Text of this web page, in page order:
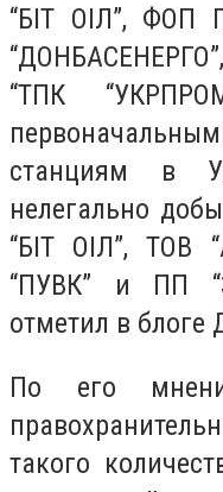
“БІТ ОIЛ”, ФОП
“ТПК
станциям в
нелегально
“БIТ ОIЛ”, ТОВ
“ПУВК” и ПП
отметил в
По его
такого